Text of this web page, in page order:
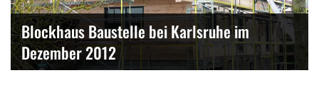
Blockhaus Baustelle bei Karlsruhe im
Dezember 2012